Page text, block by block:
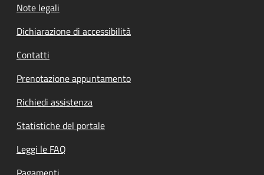
Note legali
Dichiarazione di accessibilità
Contatti
Prenotazione appuntamento
Richiedi assistenza
Statistiche del portale
Leggi le FAQ